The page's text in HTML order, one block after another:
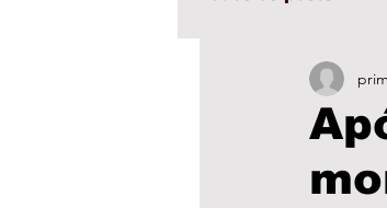
Cajamar
Educação